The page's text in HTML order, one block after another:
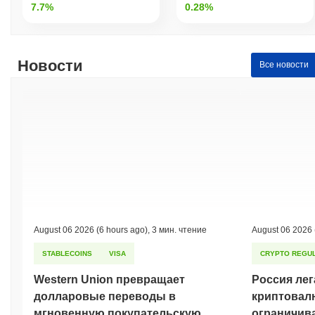
7.7% 0.28%
Новости Все новости
August 06 2026 (6 hours ago) 3 мин. чтение
STABLECOINS VISA
Western Union превращает
долларовые переводы в
August 06 2026
CRYPTO
Россия